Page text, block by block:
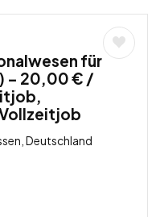
für
– 20,00 € /
Deutschland